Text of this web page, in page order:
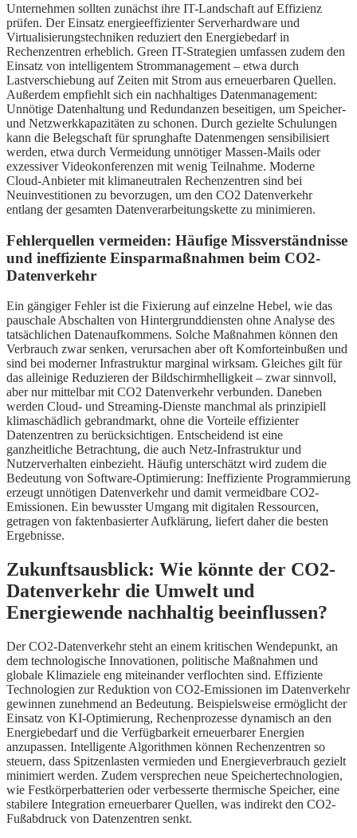
Unternehmen sollten zunächst ihre IT-Landschaft auf Effizienz
prüfen. Der Einsatz energieeffizienter Serverhardware und
Virtualisierungstechniken reduziert den Energiebedarf in
Rechenzentren erheblich. Green IT-Strategien umfassen zudem den
Einsatz von intelligentem Strommanagement – etwa durch
Lastverschiebung auf Zeiten mit Strom aus erneuerbaren Quellen.
Außerdem empfiehlt sich ein nachhaltiges Datenmanagement:
Unnötige Datenhaltung und Redundanzen beseitigen, um Speicher-
und Netzwerkkapazitäten zu schonen. Durch gezielte Schulungen
kann die Belegschaft für sprunghafte Datenmengen sensibilisiert
werden, etwa durch Vermeidung unnötiger Massen-Mails oder
exzessiver Videokonferenzen mit wenig Teilnahme. Moderne
Cloud-Anbieter mit klimaneutralen Rechenzentren sind bei
Neuinvestitionen zu bevorzugen, um den CO2 Datenverkehr
entlang der gesamten Datenverarbeitungskette zu minimieren.
Fehlerquellen vermeiden: Häufige Missverständnisse
und ineffiziente Einsparmaßnahmen beim CO2-
Datenverkehr
Ein gängiger Fehler ist die Fixierung auf einzelne Hebel, wie das
pauschale Abschalten von Hintergrunddiensten ohne Analyse des
tatsächlichen Datenaufkommens. Solche Maßnahmen können den
Verbrauch zwar senken, verursachen aber oft Komforteinbußen und
sind bei moderner Infrastruktur marginal wirksam. Gleiches gilt für
das alleinige Reduzieren der Bildschirmhelligkeit – zwar sinnvoll,
aber nur mittelbar mit CO2 Datenverkehr verbunden. Daneben
werden Cloud- und Streaming-Dienste manchmal als prinzipiell
klimaschädlich gebrandmarkt, ohne die Vorteile effizienter
Datenzentren zu berücksichtigen. Entscheidend ist eine
ganzheitliche Betrachtung, die auch Netz-Infrastruktur und
Nutzerverhalten einbezieht. Häufig unterschätzt wird zudem die
Bedeutung von Software-Optimierung: Ineffiziente Programmierung
erzeugt unnötigen Datenverkehr und damit vermeidbare CO2-
Emissionen. Ein bewusster Umgang mit digitalen Ressourcen,
getragen von faktenbasierter Aufklärung, liefert daher die besten
Ergebnisse.
Zukunftsausblick: Wie könnte der CO2-
Datenverkehr die Umwelt und
Energiewende nachhaltig beeinflussen?
Der CO2-Datenverkehr steht an einem kritischen Wendepunkt, an
dem technologische Innovationen, politische Maßnahmen und
globale Klimaziele eng miteinander verflochten sind. Effiziente
Technologien zur Reduktion von CO2-Emissionen im Datenverkehr
gewinnen zunehmend an Bedeutung. Beispielsweise ermöglicht der
Einsatz von KI-Optimierung, Rechenprozesse dynamisch an den
Energiebedarf und die Verfügbarkeit erneuerbarer Energien
anzupassen. Intelligente Algorithmen können Rechenzentren so
steuern, dass Spitzenlasten vermieden und Energieverbrauch gezielt
minimiert werden. Zudem versprechen neue Speichertechnologien,
wie Festkörperbatterien oder verbesserte thermische Speicher, eine
stabilere Integration erneuerbarer Quellen, was indirekt den CO2-
Fußabdruck von Datenzentren senkt.